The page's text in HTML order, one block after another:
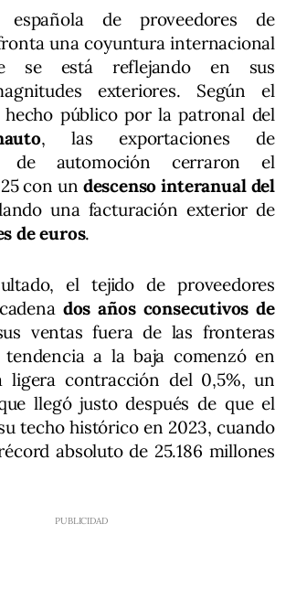
de proveedores de
una coyuntura internacional
se está reflejando en sus
exteriores. Según el
hecho público por la patronal del
, las exportaciones de
de automoción cerraron el
con un descenso interanual del
una facturación exterior de
de euros.
el tejido de proveedores
dos años consecutivos de
ventas fuera de las fronteras
tendencia a la baja comenzó en
ligera contracción del 0,5%, un
llegó justo después de que el
techo histórico en 2023, cuando
absoluto de 25.186 millones